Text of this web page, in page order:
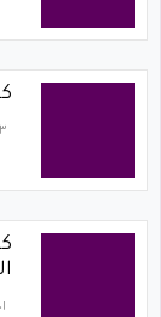
٠٣
٠١ أغسطس ٢٠٢٠